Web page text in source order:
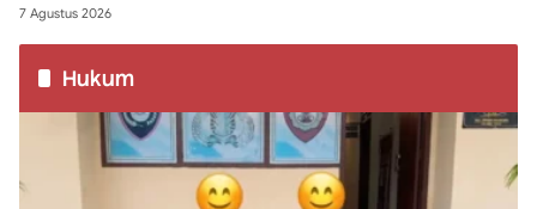
7 Agustus 2026
Hukum